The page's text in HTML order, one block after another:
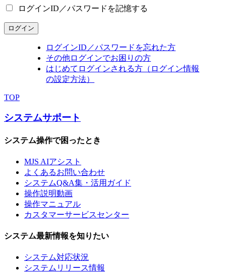
ログインID／パスワードを記憶する
ログイン
ログインID／パスワードを忘れた方
その他ログインでお困りの方
はじめてログインされる方（ログイン情報
の設定方法）
TOP
システムサポート
システム操作で困ったとき
MJS AIアシスト
よくあるお問い合わせ
システムQ&A集・活用ガイド
操作説明動画
操作マニュアル
カスタマーサービスセンター
システム最新情報を知りたい
システム対応状況
システムリリース情報